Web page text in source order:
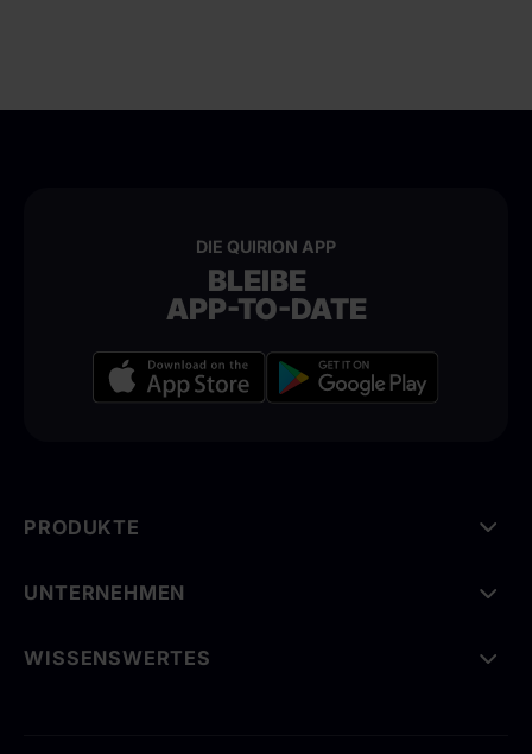
DIE QUIRION APP
BLEIBE
APP-TO-DATE
PRODUKTE
UNTERNEHMEN
WISSENSWERTES